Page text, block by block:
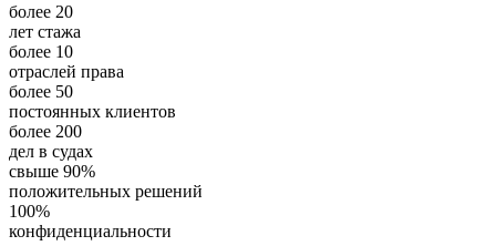
более 20
лет стажа
более 10
отраслей права
более 50
постоянных клиентов
более 200
дел в судах
свыше 90%
положительных решений
100%
конфиденциальности